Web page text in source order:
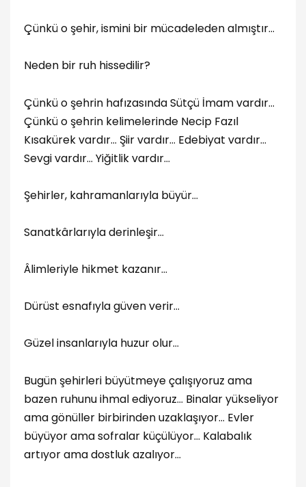
Çünkü o şehir, ismini bir mücadeleden almıştır…
Neden bir ruh hissedilir?
Çünkü o şehrin hafızasında Sütçü İmam vardır…
Çünkü o şehrin kelimelerinde Necip Fazıl
Kısakürek vardır… Şiir vardır… Edebiyat vardır…
Sevgi vardır… Yiğitlik vardır…
Şehirler, kahramanlarıyla büyür…
Sanatkârlarıyla derinleşir…
Âlimleriyle hikmet kazanır…
Dürüst esnafıyla güven verir…
Güzel insanlarıyla huzur olur…
Bugün şehirleri büyütmeye çalışıyoruz ama
bazen ruhunu ihmal ediyoruz… Binalar yükseliyor
ama gönüller birbirinden uzaklaşıyor… Evler
büyüyor ama sofralar küçülüyor… Kalabalık
artıyor ama dostluk azalıyor…